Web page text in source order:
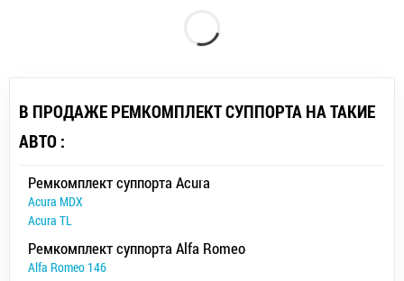
В ПРОДАЖЕ РЕМКОМПЛЕКТ СУППОРТА НА ТАКИЕ
АВТО :
Ремкомплект суппорта Acura
Acura MDX
Acura TL
Ремкомплект суппорта Alfa Romeo
Alfa Romeo 146